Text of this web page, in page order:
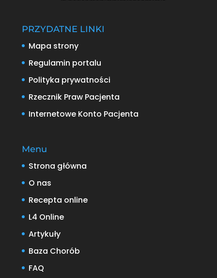
PRZYDATNE LINKI
Mapa strony
Regulamin portalu
Polityka prywatności
Rzecznik Praw Pacjenta
Internetowe Konto Pacjenta
Menu
Strona główna
O nas
Recepta online
L4 Online
Artykuły
Baza Chorób
FAQ